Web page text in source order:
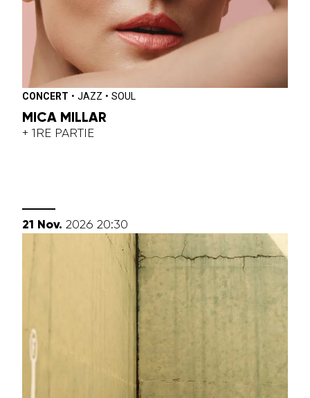
CONCERT • JAZZ • SOUL
MICA MILLAR
+ 1RE PARTIE
21 novembre
Nov. 2026 20:30